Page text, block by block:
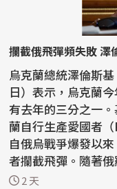
攔截俄飛彈頻失敗 澤
烏克蘭總統澤倫斯
日）表示，烏克蘭
有去年的三分之一
蘭自行生產愛國者（
自俄烏戰爭爆發以
者攔截飛彈。隨著
南部...
2 天